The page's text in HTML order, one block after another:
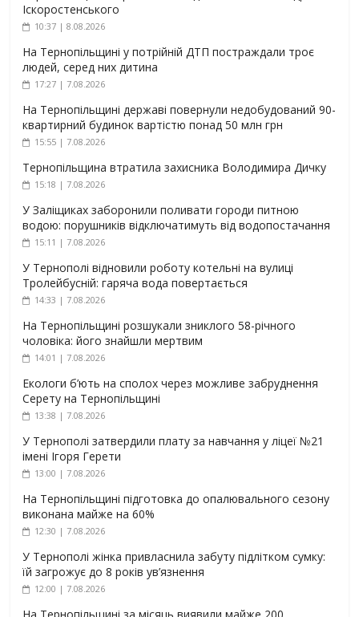
Іскоростенського
10:37 | 8.08.2026
На Тернопільщині у потрійній ДТП постраждали троє
людей, серед них дитина
17:27 | 7.08.2026
На Тернопільщині державі повернули недобудований 90-
квартирний будинок вартістю понад 50 млн грн
15:55 | 7.08.2026
Тернопільщина втратила захисника Володимира Дичку
15:18 | 7.08.2026
У Заліщиках заборонили поливати городи питною
водою: порушників відключатимуть від водопостачання
15:11 | 7.08.2026
У Тернополі відновили роботу котельні на вулиці
Тролейбусній: гаряча вода повертається
14:33 | 7.08.2026
На Тернопільщині розшукали зниклого 58-річного
чоловіка: його знайшли мертвим
14:01 | 7.08.2026
Екологи б’ють на сполох через можливе забруднення
Серету на Тернопільщині
13:38 | 7.08.2026
У Тернополі затвердили плату за навчання у ліцеї №21
імені Ігоря Герети
13:00 | 7.08.2026
На Тернопільщині підготовка до опалювального сезону
виконана майже на 60%
12:30 | 7.08.2026
У Тернополі жінка привласнила забуту підлітком сумку:
їй загрожує до 8 років ув’язнення
12:00 | 7.08.2026